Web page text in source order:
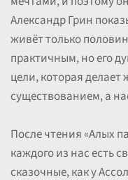
Александр Грин
живёт только
практичным, но его
цели, которая делает
существованием, а
После чтения «Алых
каждого из нас есть
сказочные, как у